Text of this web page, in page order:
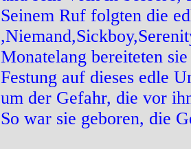
Seinem Ruf folgten die
Monatelang bereiteten
Festung auf dieses edle
um der Gefahr, die vor
So war sie geboren, die